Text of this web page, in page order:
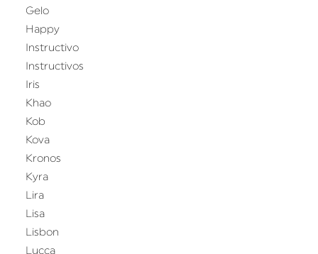
Gelo
Happy
Instructivo
Instructivos
Iris
Khao
Kob
Kova
Kronos
Kyra
Lira
Lisa
Lisbon
Lucca